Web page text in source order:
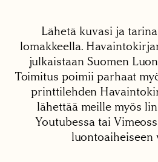
Lähetä kuvasi ja
lomakkeella.
julkaistaan Suomen
Toimitus poimii parhaat
printtilehden
lähettää meille myös
Youtubessa tai
luontoaiheiseen